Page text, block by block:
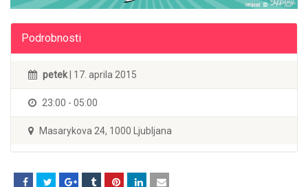
Podrobnosti
petek | 17. aprila 2015
23:00 - 05:00
Masarykova 24, 1000 Ljubljana